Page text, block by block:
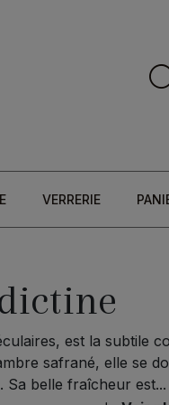
VERRERIE
est la subtile
safrané, elle se
Sa belle fraîcheur est...